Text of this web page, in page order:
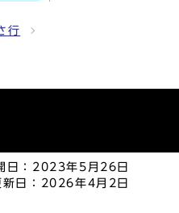
行
日： 2023年5月26日
新日：
2026年4月2日